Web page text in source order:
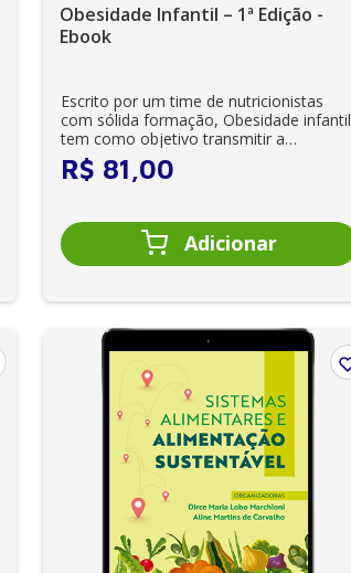
Obesidade Infantil – 1ª Edição -
Ebook
Escrito por um time de nutricionistas
com sólida formação, Obesidade infantil
tem como objetivo transmitir a
profissiona...
R$ 81,00